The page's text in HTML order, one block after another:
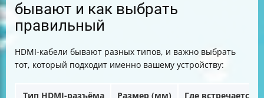
бывают и как выбрать
правильный
HDMI-кабели бывают разных типов, и важно выбрать
тот, который подходит именно вашему устройству:
Тип HDMI-разъёма Размер (мм) Где встречается